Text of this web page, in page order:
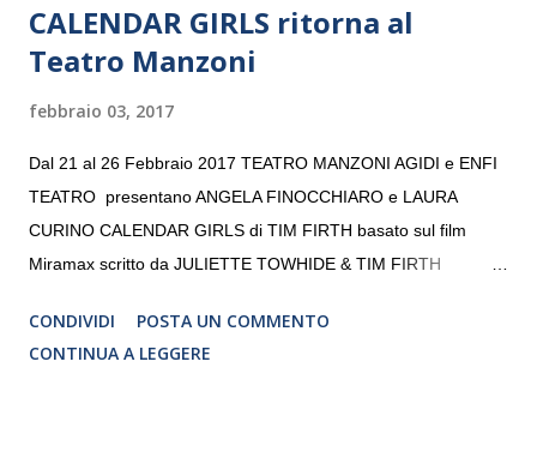
CALENDAR GIRLS ritorna al
Teatro Manzoni
febbraio 03, 2017
Dal 21 al 26 Febbraio 2017 TEATRO MANZONI AGIDI e ENFI
TEATRO presentano ANGELA FINOCCHIARO e LAURA
CURINO CALENDAR GIRLS di TIM FIRTH basato sul film
Miramax scritto da JULIETTE TOWHIDE & TIM FIRTH
CRISTINA PEZZOLI
CONDIVIDI
POSTA UN COMMENTO
CONTINUA A LEGGERE